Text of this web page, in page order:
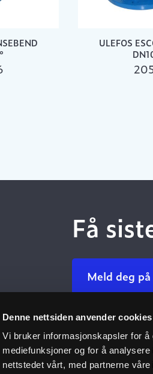
Denne nettsiden anvender cookies
Vi bruker informasjonskapsler for
mediefunksjoner og for å
nettstedet vårt, med partnerne
ULEFOS
Få
Meld deg
Ulefos
Om oss